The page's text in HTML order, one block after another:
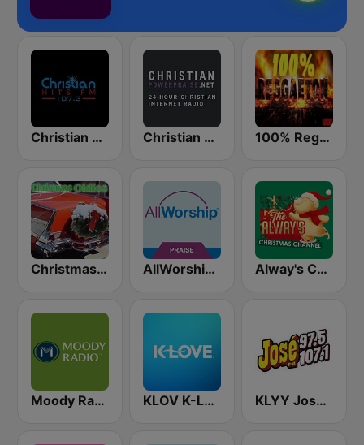
Christian Hits FM Christian Power Praise 100% Reggaeton Radio
Christmas Oldies AllWorship Praise & Worship Alway's Christmas Channel
Moody Radio Praise & Worship KLOV K-Love KLYY José 97.5 y 107.1